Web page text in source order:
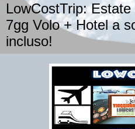
LowCostTrip:
7gg Volo + Hotel a
incluso!